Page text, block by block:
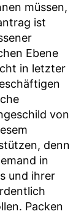
müssen,
ist
Ebene
in letzter
von
denn
in
und ihrer
Packen